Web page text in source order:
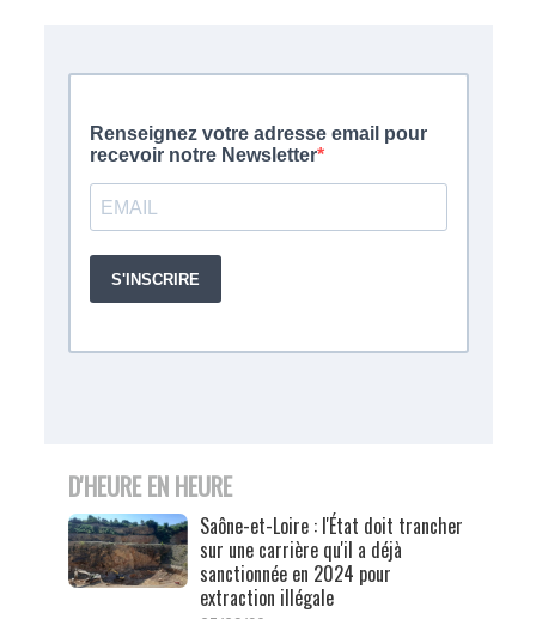
D'HEURE EN HEURE
Saône-et-Loire : l'État doit trancher
sur une carrière qu'il a déjà
sanctionnée en 2024 pour
extraction illégale